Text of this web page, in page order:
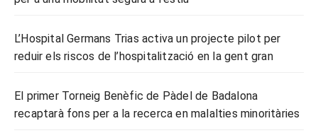
L’Hospital Germans Trias activa un projecte pilot per
reduir els riscos de l’hospitalització en la gent gran
El primer Torneig Benèfic de Pàdel de Badalona
recaptarà fons per a la recerca en malalties minoritàries